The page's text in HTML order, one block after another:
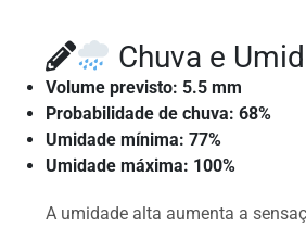
Chuva e
Volume previsto: 5.5 mm
Probabilidade de chuva: 68%
Umidade mínima: 77%
Umidade máxima: 100%
A umidade alta aumenta a